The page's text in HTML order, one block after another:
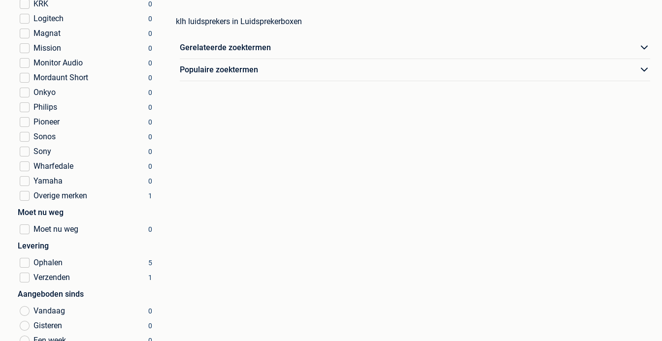
KRK 0
Logitech 0
Magnat 0
Mission 0
Monitor Audio 0
Mordaunt Short 0
Onkyo 0
Philips 0
Pioneer 0
Sonos 0
Sony 0
Wharfedale 0
Yamaha 0
Overige merken 1
Moet nu weg
Moet nu weg
0
Levering
Ophalen
5
Verzenden 1
Aangeboden sinds
Vandaag
0
Gisteren 0
klh luidsprekers in Luidsprekerboxen
Gerelateerde zoektermen
Populaire zoektermen